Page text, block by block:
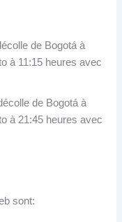
de Bogotá à
à 11:15 heures avec
de Bogotá à
à 21:45 heures avec
sont: